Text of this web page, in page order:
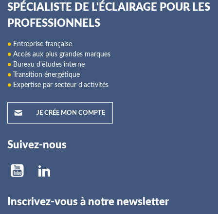
SPÉCIALISTE DE L'ÉCLAIRAGE POUR LES
PROFESSIONNELS
● Entreprise française
● Accès aux plus grandes marques
● Bureau d'études interne
● Transition énergétique
● Expertise par secteur d'activités
JE CRÉE MON COMPTE
Suivez-nous
Inscrivez-vous à notre newsletter